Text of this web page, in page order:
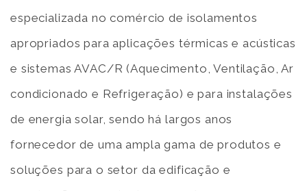
especializada no comércio de isolamentos
apropriados para aplicações térmicas e acústicas
e sistemas AVAC/R (Aquecimento, Ventilação, Ar
condicionado e Refrigeração) e para instalações
de energia solar, sendo há largos anos
fornecedor de uma ampla gama de produtos e
soluções para o setor da edificação e